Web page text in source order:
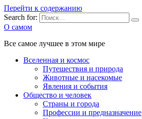
Перейти к содержанию
Search for:
О самом
Все самое лучшее в этом мире
Вселенная и космос
Путешествия и природа
Животные и насекомые
Явления и события
Общество и человек
Страны и города
Профессии и предназначение